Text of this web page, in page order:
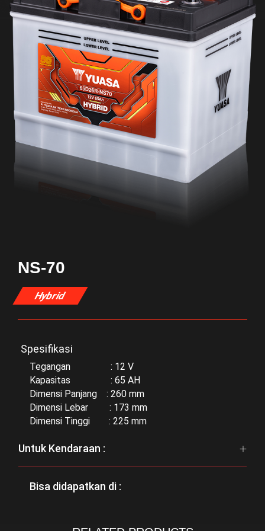
NS-70
Hybrid
Spesifikasi
Tegangan : 12 V
Kapasitas : 65 AH
Dimensi Panjang : 260 mm
Dimensi Lebar : 173 mm
Dimensi Tinggi : 225 mm
Untuk Kendaraan :
Bisa didapatkan di :